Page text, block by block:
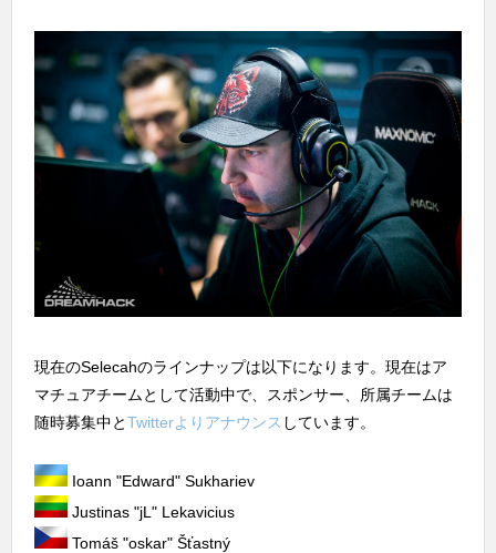
現在のSelecahのラインナップは以下になります。現在はア
マチュアチームとして活動中で、スポンサー、所属チームは
随時募集中とTwitterよりアナウンス しています。
Ioann "⁠Edward⁠" Sukhariev
Justinas "⁠jL⁠" Lekavicius
Tomáš "⁠oskar⁠" Šťastný